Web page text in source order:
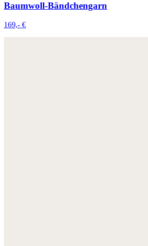
Baumwoll-Bändchengarn
169,- €